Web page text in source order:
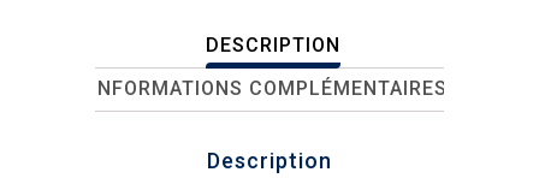
DESCRIPTION
INFORMATIONS COMPLÉMENTAIRES
Description